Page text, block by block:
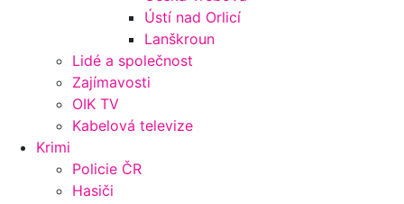
Ústí nad Orlicí
Lanškroun
Lidé a společnost
Zajímavosti
OIK TV
Kabelová televize
Krimi
Policie ČR
Hasiči